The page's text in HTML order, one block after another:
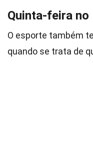
Quinta-feira no
O esporte também
quando se trata de